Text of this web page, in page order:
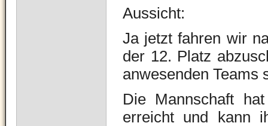
Aussicht:
Ja jetzt fahren wir
der 12. Platz
anwesenden Teams
Die Mannschaft
erreicht und kann